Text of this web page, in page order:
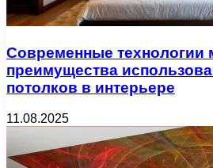
Современные технологии
преимущества
потолков в интерьере
11.08.2025